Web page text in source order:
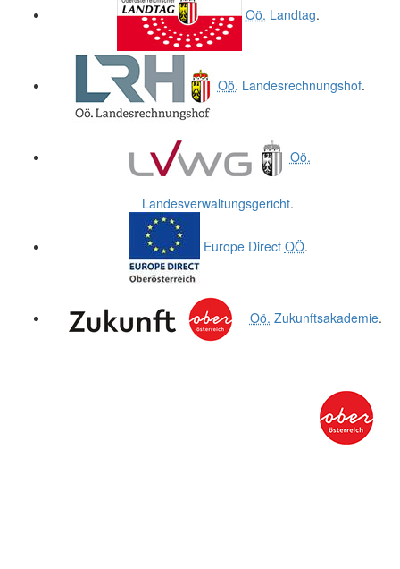
Oö. Landtag.
Oö. Landesrechnungshof.
Oö.
Landesverwaltungsgericht.
Europe Direct OÖ.
Oö. Zukunftsakademie.